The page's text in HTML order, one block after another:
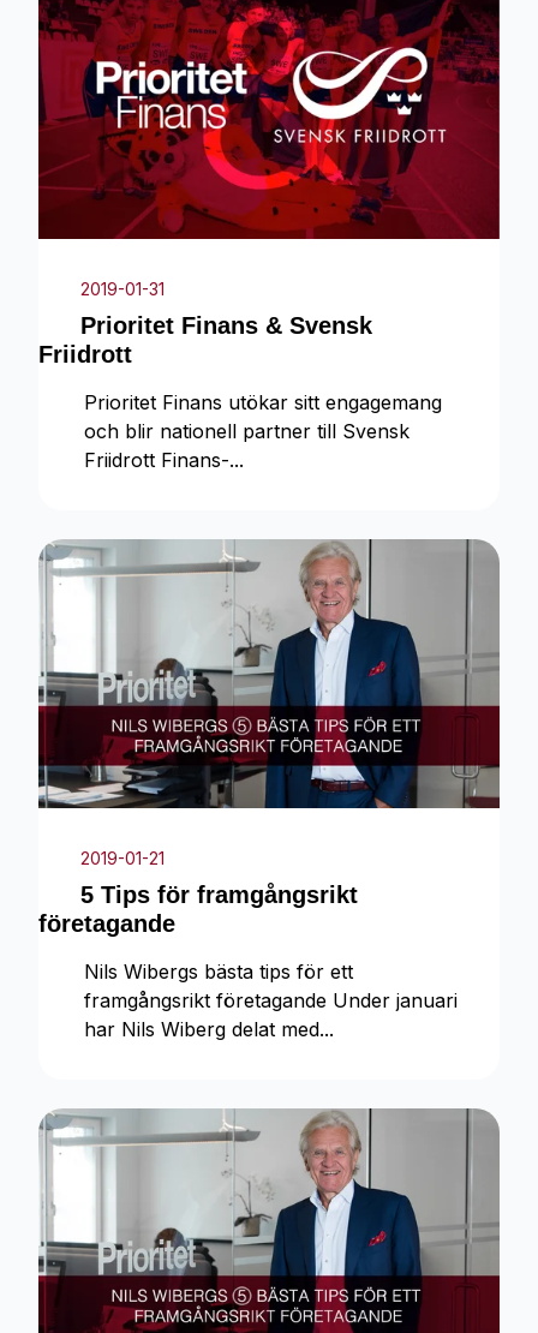
2019-01-31
Prioritet Finans & Svensk
Friidrott
Prioritet Finans utökar sitt engagemang
och blir nationell partner till Svensk
Friidrott Finans-...
2019-01-21
5 Tips för framgångsrikt
företagande
Nils Wibergs bästa tips för ett
framgångsrikt företagande Under januari
har Nils Wiberg delat med...